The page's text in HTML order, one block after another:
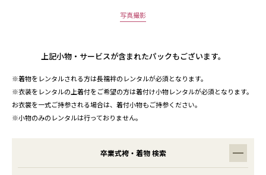
写真撮影
上記小物・サービスが含まれたパックもございます。
※着物をレンタルされる方は長襦袢のレンタルが必須となります。
※衣装をレンタルの上着付をご希望の方は着付け小物レンタルが必須となります。
お衣裳を一式ご持参される場合は、着付小物もご持参ください。
※小物のみのレンタルは行っておりません。
卒業式袴・着物 検索